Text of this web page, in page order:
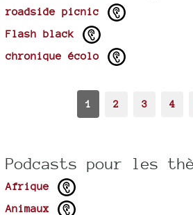
roadside picnic
Flash black
chronique écolo
1 2 3 4
Podcasts pour les
Afrique
Animaux